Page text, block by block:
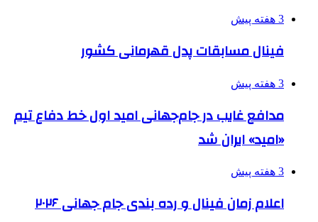
3 هفته پیش
فینال مسابقات پدل قهرمانی کشور
3 هفته پیش
مدافع غایب در جام‌جهانی امید اول خط دفاع تیم
«امید» ایران شد
3 هفته پیش
اعلام زمان فینال و رده بندی جام جهانی ۲۰۲۶